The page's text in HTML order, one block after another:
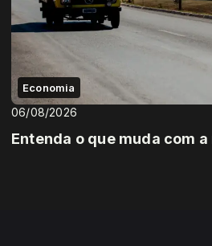
Economia
06/08/2026
Entenda o que muda com